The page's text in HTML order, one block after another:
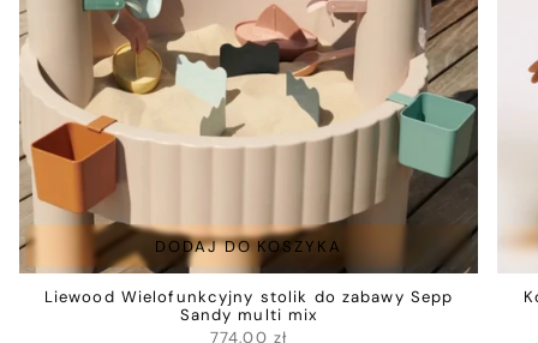
DODAJ DO KOSZYKA
Liewood Wielofunkcyjny stolik do zabawy Sepp
Sandy multi mix
774,00 zł